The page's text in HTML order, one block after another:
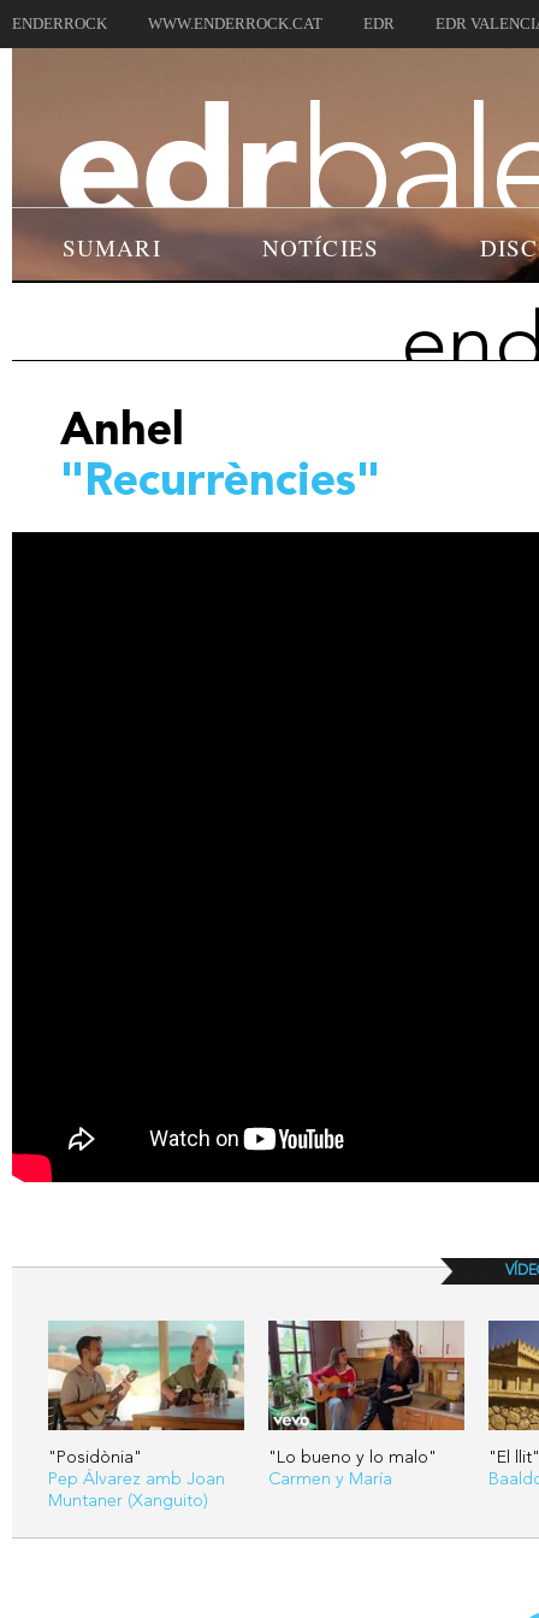
ENDERROCK WWW.ENDERROCK.CAT EDR EDR
SUMARI NOTÍCIES
Anhel
"Recurrències"
"Posidònia"
Pep Álvarez amb Joan
Muntaner (Xanguito)
"Lo bueno y lo malo"
Carmen y María
"El llit"